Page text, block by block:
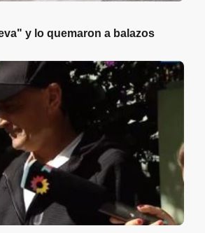
y lo quemaron a balazos